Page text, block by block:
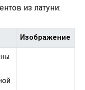
из латуни:
Изображение